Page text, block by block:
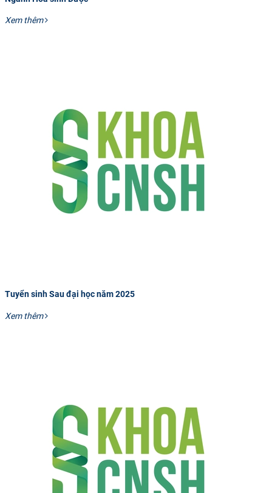
Xem thêm
Tuyển sinh Sau đại học năm 2025
Xem thêm